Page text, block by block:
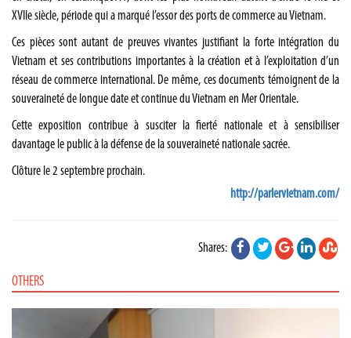
XVIIe siècle, période qui a marqué l’essor des ports de commerce au Vietnam.
Ces pièces sont autant de preuves vivantes justifiant la forte intégration du
Vietnam et ses contributions importantes à la création et à l’exploitation d’un
réseau de commerce international. De même, ces documents témoignent de la
souveraineté de longue date et continue du Vietnam en Mer Orientale.
Cette exposition contribue à susciter la fierté nationale et à sensibiliser
davantage le public à la défense de la souveraineté nationale sacrée.
Clôture le 2 septembre prochain.
http://parlervietnam.com/
Shares:
OTHERS